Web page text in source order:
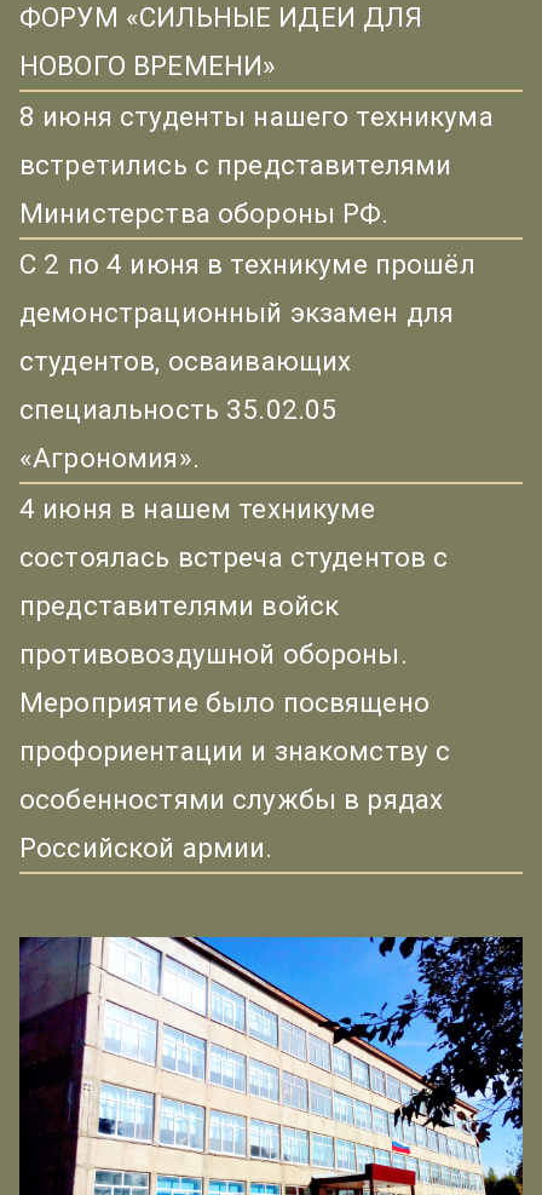
ФОРУМ «СИЛЬНЫЕ ИДЕИ ДЛЯ
НОВОГО ВРЕМЕНИ»
8 июня студенты нашего техникума
встретились с представителями
Министерства обороны РФ.
С 2 по 4 июня в техникуме прошёл
демонстрационный экзамен для
студентов, осваивающих
специальность 35.02.05
«Агрономия».
4 июня в нашем техникуме
состоялась встреча студентов с
представителями войск
противовоздушной обороны.
Мероприятие было посвящено
профориентации и знакомству с
особенностями службы в рядах
Российской армии.